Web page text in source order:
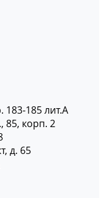
183-185 лит.А
85, корп. 2
д. 65